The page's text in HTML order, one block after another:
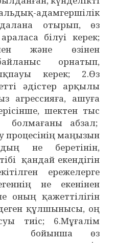
адамгершілік
отырып, өз
білуі керек;
және өзінен
орнатып,
керек; 2.Өз
әдістер арқылы
агрессияға, ашуға
шектен тыс
абзал;
процесінің маңызын
не беретінін,
қандай екендігін
ережелерге
не екенінен
оның қажеттілігін
деген құлшынысы, оң
тиіс; 6.Мұғалім
бойынша өз